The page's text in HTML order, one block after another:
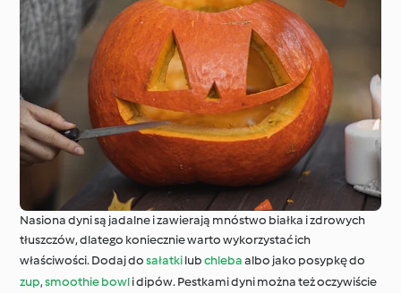
Nasiona dyni są jadalne i zawierają mnóstwo białka i zdrowych
tłuszczów, dlatego koniecznie warto wykorzystać ich
właściwości. Dodaj dosałatkilubchlebaalbo jako posypkę do
zup,smoothie bowli dipów. Pestkami dyni można też oczywiście